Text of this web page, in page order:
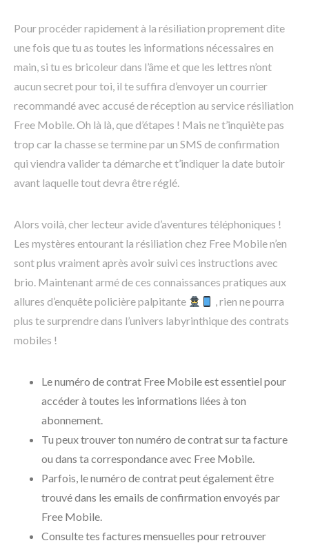
Pour procéder rapidement à la résiliation proprement dite
une fois que tu as toutes les informations nécessaires en
main, si tu es bricoleur dans l’âme et que les lettres n’ont
aucun secret pour toi, il te suffira d’envoyer un courrier
recommandé avec accusé de réception au service résiliation
Free Mobile. Oh là là, que d’étapes ! Mais ne t’inquiète pas
trop car la chasse se termine par un SMS de confirmation
qui viendra valider ta démarche et t’indiquer la date butoir
avant laquelle tout devra être réglé.
Alors voilà, cher lecteur avide d’aventures téléphoniques !
Les mystères entourant la résiliation chez Free Mobile n’en
sont plus vraiment après avoir suivi ces instructions avec
brio. Maintenant armé de ces connaissances pratiques aux
allures d’enquête policière palpitante
, rien ne pourra
plus te surprendre dans l’univers labyrinthique des contrats
mobiles !
Le numéro de contrat Free Mobile est essentiel pour
accéder à toutes les informations liées à ton
abonnement.
Tu peux trouver ton numéro de contrat sur ta facture
ou dans ta correspondance avec Free Mobile.
Parfois, le numéro de contrat peut également être
trouvé dans les emails de confirmation envoyés par
Free Mobile.
Consulte tes factures mensuelles pour retrouver